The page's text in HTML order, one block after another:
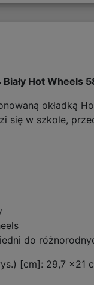
Hot Wheels
okładką
się w szkole,
do
[cm]: 29,7 x21